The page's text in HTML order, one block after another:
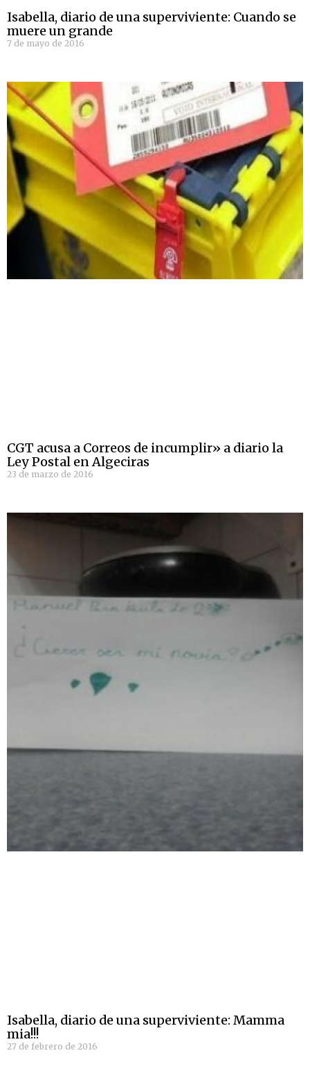
Isabella, diario de una superviviente: Cuando se
muere un grande
7 de mayo de 2016
CGT acusa a Correos de incumplir» a diario la
Ley Postal en Algeciras
23 de marzo de 2016
Isabella, diario de una superviviente: Mamma
mia!!!
27 de febrero de 2016